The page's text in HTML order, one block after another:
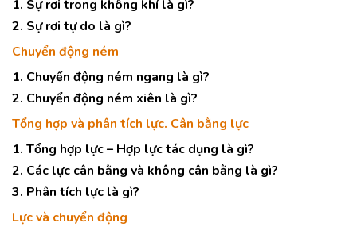
1. Sự rơi trong không khí là gì?
2. Sự rơi tự do là gì?
Chuyển động ném
1. Chuyển động ném ngang là gì?
2. Chuyển động ném xiên là gì?
Tổng hợp và phân tích lực. Cân bằng lực
1. Tổng hợp lực – Hợp lực tác dụng là gì?
2. Các lực cân bằng và không cân bằng là gì?
3. Phân tích lực là gì?
Lực và chuyển động